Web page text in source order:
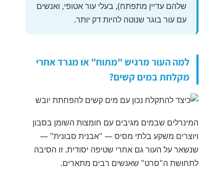
שלהם עדיין מתפתח), בעלי עור אטופי, ואנשים
עם עור בוגר שנוטה להיות דק יותר.
למה העור מרגיש "מתוח" או מגרד אחרי
מקלחת במים קשים?
המינרלים שבמים מגיבים עם חומצות השומן בסבון
ויוצרים משקע בלתי מסיס — "אבנית סבונית" —
שנשאר על העור גם אחרי שטיפה יסודית. זו הסיבה
לתחושת ה"סרט" שאנשים רבים מתארים.